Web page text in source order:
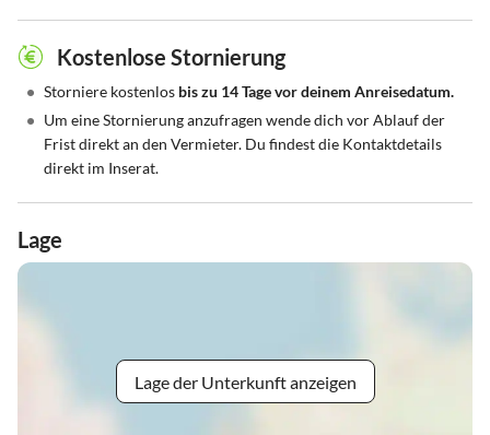
Kostenlose Stornierung
• Storniere kostenlos bis zu 14 Tage vor deinem Anreisedatum.
• Um eine Stornierung anzufragen wende dich vor Ablauf der
Frist direkt an den Vermieter. Du findest die Kontaktdetails
direkt im Inserat.
Lage
Lage der Unterkunft anzeigen